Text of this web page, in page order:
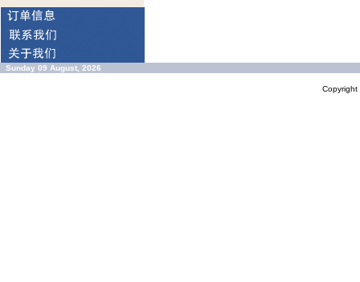
Sunday 09 August, 2026